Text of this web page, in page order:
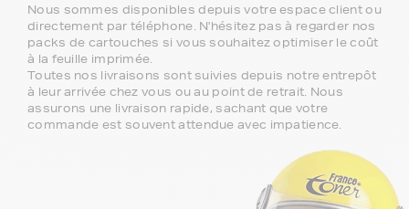
Nous sommes disponibles depuis votre espace client ou
directement par téléphone. N'hésitez pas à regarder nos
packs de cartouches si vous souhaitez optimiser le coût
à la feuille imprimée.
Toutes nos livraisons sont suivies depuis notre entrepôt
à leur arrivée chez vous ou au point de retrait. Nous
assurons une livraison rapide, sachant que votre
commande est souvent attendue avec impatience.